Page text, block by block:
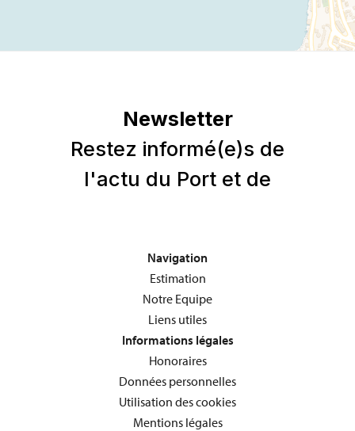
Navigation
Estimation
Notre Equipe
Liens utiles
Informations légales
Honoraires
Données personnelles
Utilisation des cookies
Mentions légales